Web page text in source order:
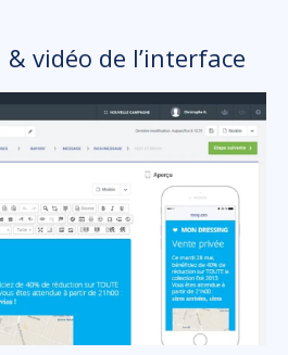
& vidéo de l’interface